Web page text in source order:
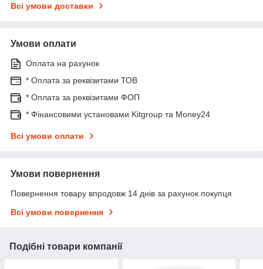
Всі умови доставки
Умови оплати
Оплата на рахунок
* Оплата за реквізитами ТОВ
* Оплата за реквізитами ФОП
* Фінансовими установами Kitgroup та Money24
Всі умови оплати
Умови повернення
Повернення товару впродовж 14 днів за рахунок покупця
Всі умови повернення
Подібні товари компанії